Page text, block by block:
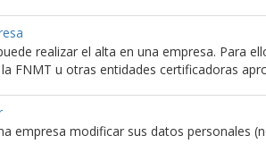
realizar el alta en una empresa. Para
FNMT u otras entidades certificadoras
empresa modificar sus datos personales